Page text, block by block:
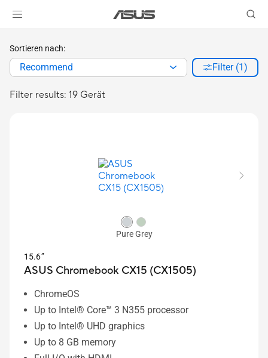
Filter results: 19 Gerät
Sortieren nach:
Recommend Filter (1)
Pure Grey
15.6”
ASUS Chromebook CX15 (CX1505)
ChromeOS
Up to Intel® Core™ 3 N355 processor
Up to Intel® UHD graphics
Up to 8 GB memory